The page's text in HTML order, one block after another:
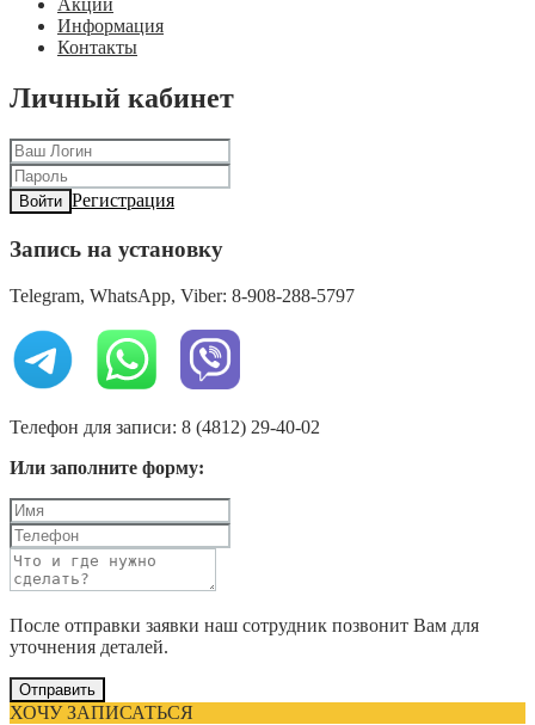
Акции
Информация
Контакты
Личный кабинет
Войти Регистрация
Запись на установку
Telegram, WhatsApp, Viber: 8-908-288-5797
Телефон для записи: 8 (4812) 29-40-02
Или заполните форму:
После отправки заявки наш сотрудник позвонит Вам для
уточнения деталей.
Отправить
ХОЧУ ЗАПИСАТЬСЯ